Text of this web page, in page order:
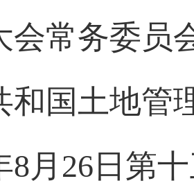
会常务委员
和国土地
8月 26 日第